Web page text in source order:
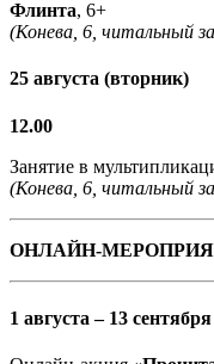
Флинта, 6+
(Конева, 6, читальный
25 августа (вторник)
12.00
Занятие в
(Конева, 6, читальный
ОНЛАЙН-
1 августа – 13 сентября